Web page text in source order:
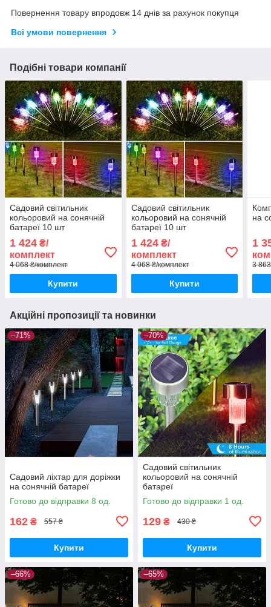
Повернення товару впродовж 14 днів за рахунок покупця
Всі умови повернення
Подібні товари компанії
Садовий світильник
кольоровий на сонячній
батареї 10 шт
1 424 ₴/
комплект
4 068 ₴/комплект
Купити
Садовий світильник
кольоровий на сонячній
батареї 10 шт
1 424₴/
комплект
4 068 ₴/комплект
Купити
на
1
3
Акційні пропозиції та новинки
–71%
Садовий ліхтар для доріжки
на сонячній батареї
Готово до відправки 8 од.
162 ₴ 557 ₴
Купити
–70%
Садовий світильник
кольоровий на сонячній
батареї
Готово до відправки 1 од.
129 ₴ 430 ₴
Купити
–66% –65%